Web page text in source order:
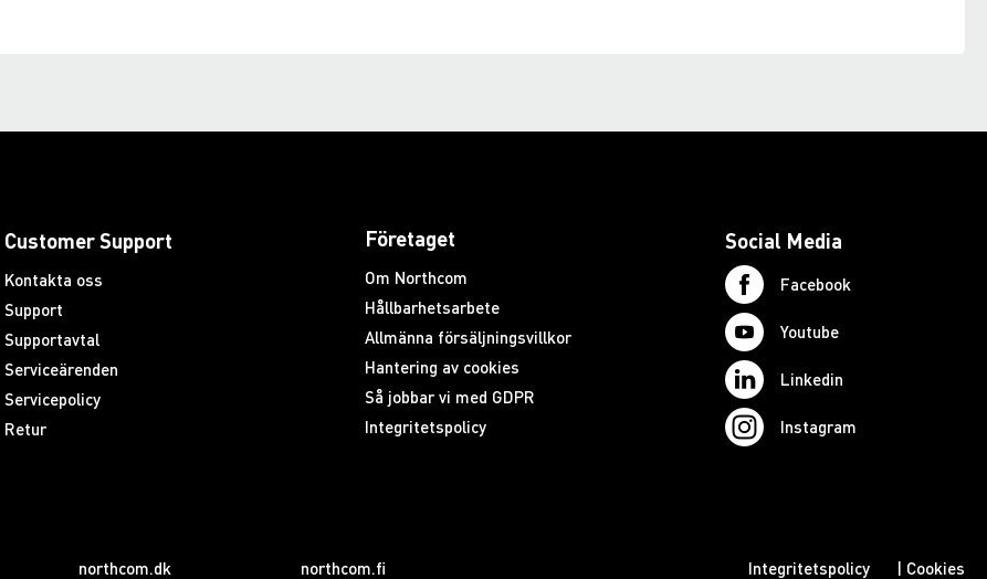
Customer Support
Kontakta oss
Support
Supportavtal
Serviceärenden
Servicepolicy
Retur
Företaget
Om Northcom
Hållbarhetsarbete
Allmänna försäljningsvillkor
Hantering av cookies
Så jobbar vi med GDPR
Integritetspolicy
Social Media
Facebook
Youtube
Linkedin
Instagram
northcom.dk northcom.fi Integritetspolicy | Cookies